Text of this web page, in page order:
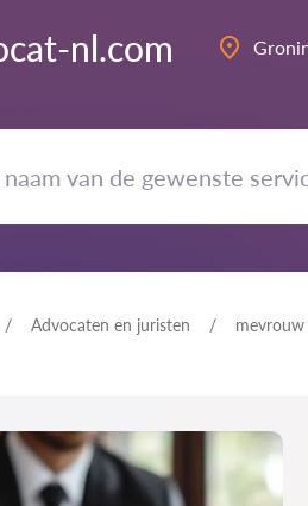
nl.com
Advocaten en juristen mevrouw